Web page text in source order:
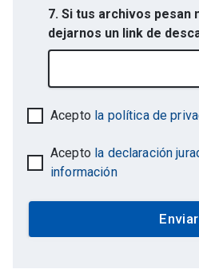
7. Si tus archivos pesan
dejarnos un link de
Acepto la política de
Acepto la declaración
información
Enviar